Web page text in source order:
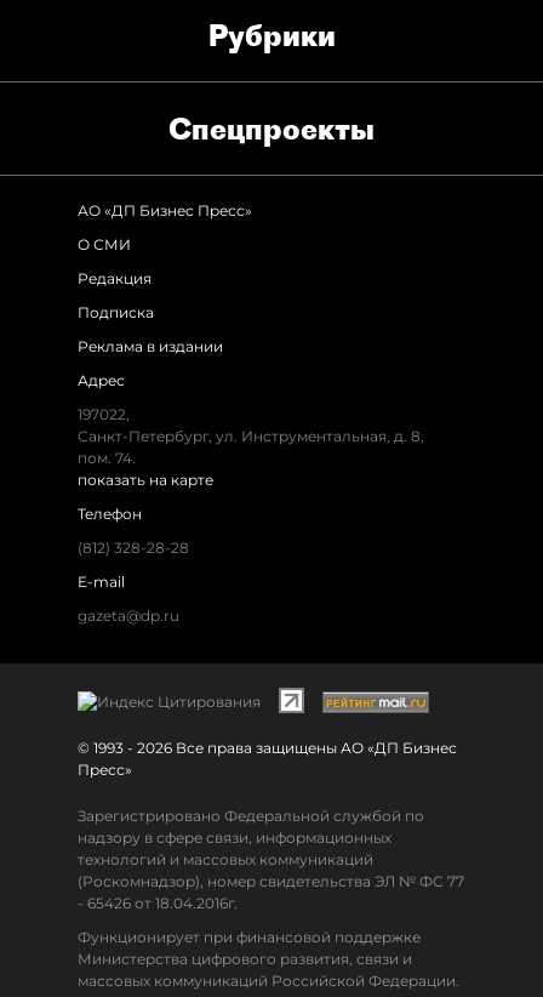
Рубрики
Спец­проекты
АО «ДП Бизнес Пресс»
О СМИ
Редакция
Подписка
Реклама в издании
Адрес
197022,
Санкт-Петербург, ул. Инструментальная, д. 8,
пом. 74.
показать на карте
Телефон
(812) 328-28-28
E-mail
gazeta@dp.ru
© 1993 - 2026 Все права защищены АО «ДП Бизнес
Пресс»
Зарегистрировано Федеральной службой по
надзору в сфере связи, информационных
технологий и массовых коммуникаций
(Роскомнадзор), номер свидетельства ЭЛ № ФС 77
- 65426 от 18.04.2016г.
Функционирует при финансовой поддержке
Министерства цифрового развития, связи и
массовых коммуникаций Российской Федерации.